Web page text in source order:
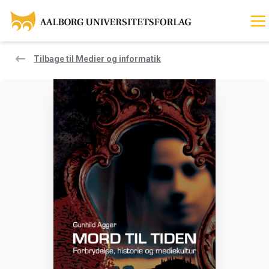
Tilbage til Medier og informatik